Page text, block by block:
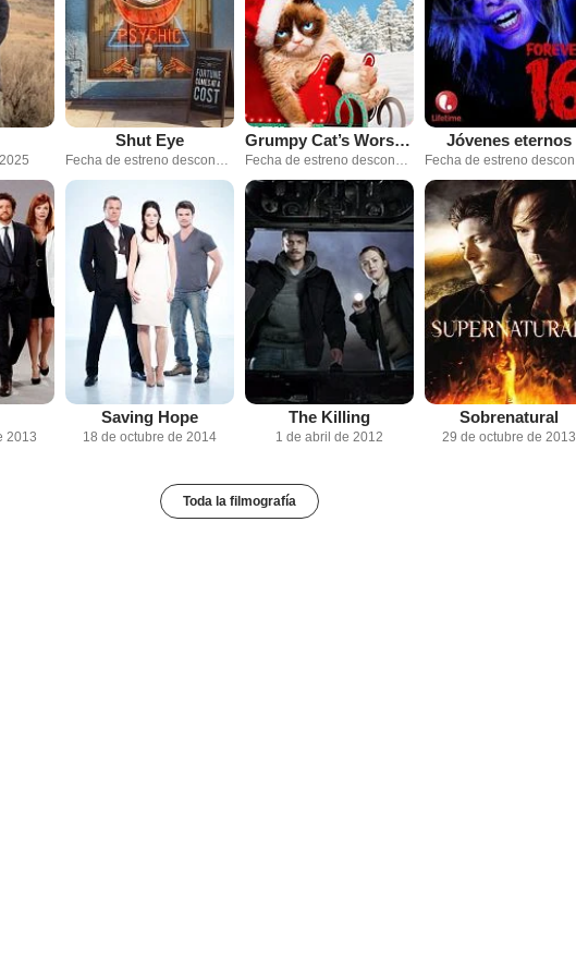
Shut Eye Grumpy Cat’s Worst Christmas Ever Jóvenes eternos
2013
Saving Hope
18 de octubre de 2014
The Killing
1 de abril de 2012
Sobrenatural
29 de octubre de 2013
Toda la filmografía